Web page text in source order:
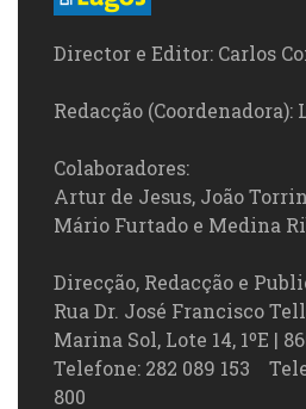
Director e Editor: Carlos
Redacção (Coordenadora):
Colaboradores:
Artur de Jesus, João
Mário Furtado e Medina
Direcção, Redacção e
Rua Dr. José Francisco
Marina Sol, Lote 14, 1ºE |
Telefone: 282 089 153
800